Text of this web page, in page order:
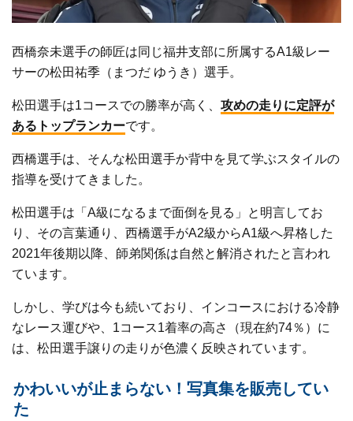
西橋奈未選手の師匠は同じ福井支部に所属するA1級レー
サーの松田祐季（まつだ ゆうき）選手。
松田選手は1コースでの勝率が高く、攻めの走りに定評が
あるトップランカーです。
西橋選手は、そんな松田選手か背中を見て学ぶスタイルの
指導を受けてきました。
松田選手は「A級になるまで面倒を見る」と明言してお
り、その言葉通り、西橋選手がA2級からA1級へ昇格した
2021年後期以降、師弟関係は自然と解消されたと言われ
ています。
しかし、学びは今も続いており、インコースにおける冷静
なレース運びや、1コース1着率の高さ（現在約74％）に
は、松田選手譲りの走りが色濃く反映されています。
かわいいが止まらない！写真集を販売してい
た